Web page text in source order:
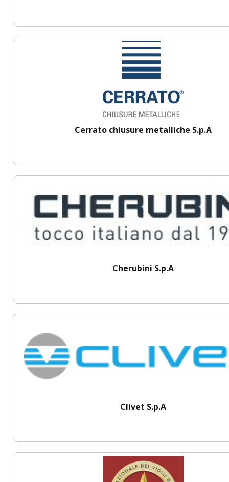
Cerrato chiusure metalliche S.p.A
Cherubini S.p.A
Clivet S.p.A